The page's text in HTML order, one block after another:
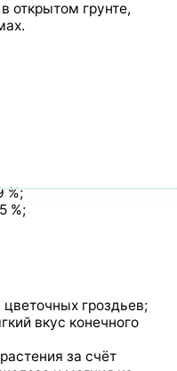
открытом грунте,
%;
%;
гроздьев;
вкус конечного
за счёт